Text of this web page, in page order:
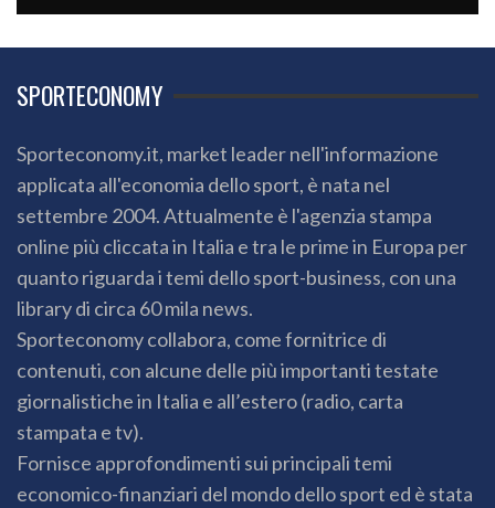
SPORTECONOMY
Sporteconomy.it, market leader nell'informazione
applicata all'economia dello sport, è nata nel
settembre 2004. Attualmente è l'agenzia stampa
online più cliccata in Italia e tra le prime in Europa per
quanto riguarda i temi dello sport-business, con una
library di circa 60 mila news.
Sporteconomy collabora, come fornitrice di
contenuti, con alcune delle più importanti testate
giornalistiche in Italia e all’estero (radio, carta
stampata e tv).
Fornisce approfondimenti sui principali temi
economico-finanziari del mondo dello sport ed è stata